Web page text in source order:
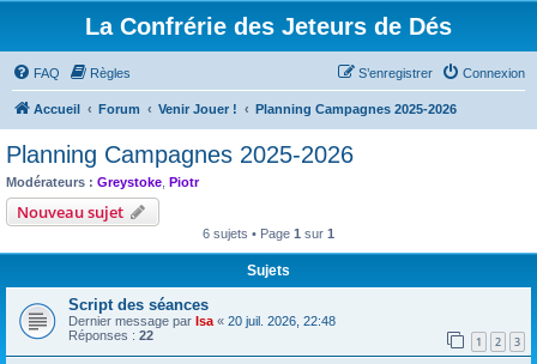
La Confrérie des Jeteurs de Dés
FAQ Règles Connexion
S’enregistrer
Accueil Forum Venir Jouer ! Planning Campagnes 2025-2026
Planning Campagnes 2025-2026
Modérateurs : Greystoke Piotr
Nouveau sujet
6 sujets • Page 1 sur 1
Sujets
Script des séances
Dernier message par Isa « 20 juil. 2026, 22:48
Réponses : 22 1 2 3